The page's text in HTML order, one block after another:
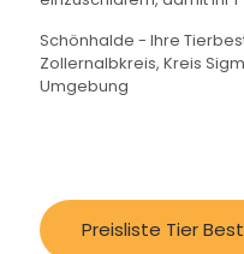
Schönhalde - Ihre
Zollernalbkreis, Kreis
Umgebung
Preisliste Tier